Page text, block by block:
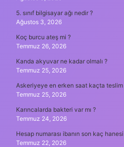
5. sınıf bilgisayar ağı nedir ?
Ağustos 3, 2026
Koç burcu ateş mi ?
Temmuz 26, 2026
Kanda akyuvar ne kadar olmalı ?
Temmuz 25, 2026
Askeriyeye en erken saat kaçta teslim
Temmuz 25, 2026
Karıncalarda bakteri var mı ?
Temmuz 24, 2026
Hesap numarası ibanın son kaç
Temmuz 22, 2026